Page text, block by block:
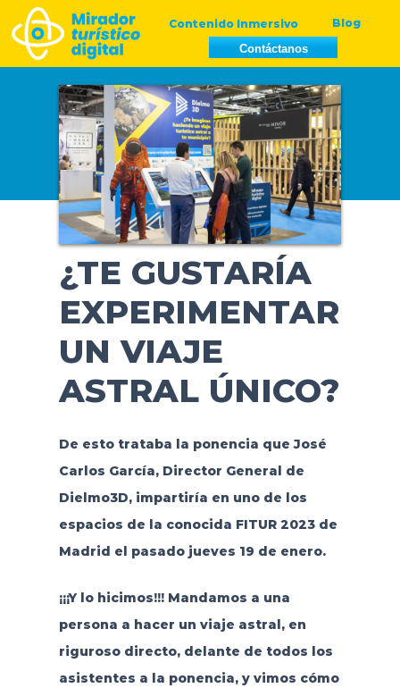
al
contenido
Contenido Inmersivo
Blog
Contáctanos
¿TE GUSTARÍA
EXPERIMENTAR
UN VIAJE
ASTRAL ÚNICO?
De esto trataba la ponencia que José
Carlos García, Director General de
Dielmo3D, impartiría en uno de los
espacios de la conocida FITUR 2023de
Madrid el pasado jueves 19 de enero.
¡¡¡Y lo hicimos!!! Mandamos a una
persona a hacer un viaje astral, en
riguroso directo, delante de todos los
asistentes a la ponencia, y vimos cómo
Navegación
de
entradas